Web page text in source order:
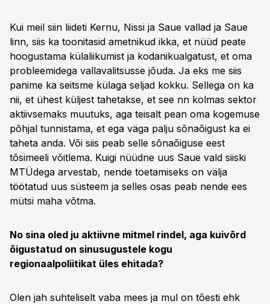
Kui meil siin liideti Kernu, Nissi ja Saue vallad ja Saue
linn, siis ka toonitasid ametnikud ikka, et nüüd peate
hoogustama külaliikumist ja kodanikualgatust, et oma
probleemidega vallavalitsusse jõuda. Ja eks me siis
panime ka seitsme külaga seljad kokku. Sellega on ka
nii, et ühest küljest tahetakse, et see nn kolmas sektor
aktiivsemaks muutuks, aga teisalt pean oma kogemuse
põhjal tunnistama, et ega väga palju sõnaõigust ka ei
taheta anda. Või siis peab selle sõnaõiguse eest
tõsimeeli võitlema. Kuigi nüüdne uus Saue vald siiski
MTÜdega arvestab, nende toetamiseks on välja
töötatud uus süsteem ja selles osas peab nende ees
mütsi maha võtma.
No sina oled ju aktiivne mitmel rindel, aga kuivõrd
õigustatud on sinusugustele kogu
regionaalpoliitikat üles ehitada?
Olen jah suhteliselt vaba mees ja mul on tõesti ehk